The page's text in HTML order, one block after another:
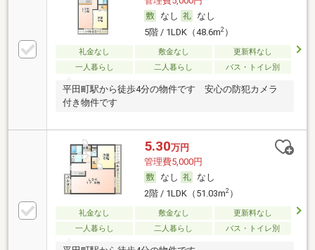
なし
なし
5階 / 1LDK（48.6m2）
礼金なし 敷金なし
更新料なし
一人暮らし
二人暮らし バス・トイレ別
平田町駅から徒歩4分の物件です 安心の防犯カメラ
付き物件です
5.30万円
管理費5,000円
なし
なし
2階 / 1LDK（51.03m2）
礼金なし 敷金なし
更新料なし
一人暮らし
二人暮らし バス・トイレ別